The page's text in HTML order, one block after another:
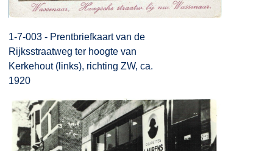
1-7-003 - Prentbriefkaart van de
Rijksstraatweg ter hoogte van
Kerkehout (links), richting ZW, ca.
1920